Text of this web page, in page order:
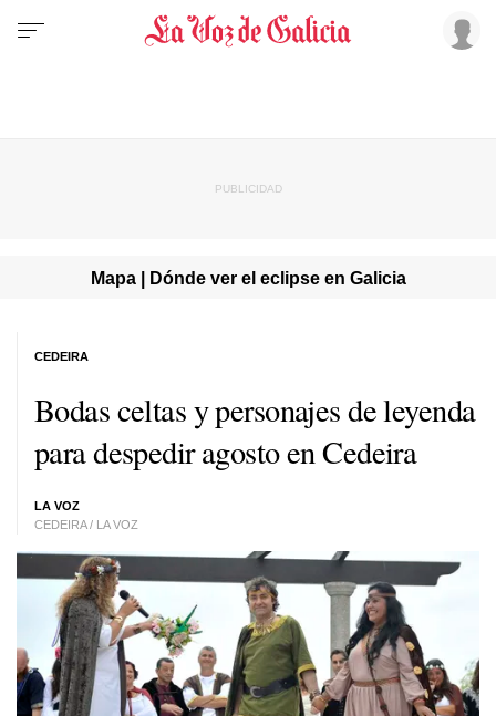
Mapa | Dónde ver el eclipse en Galicia
Bodas celtas y personajes de leyenda
para despedir agosto en Cedeira
LA VOZ
CEDEIRA / LA VOZ
CEDEIRA